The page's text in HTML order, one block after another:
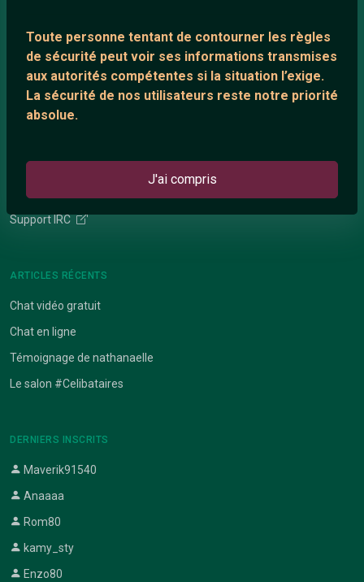
Toute personne tentant de contourner les règles
de sécurité peut voir ses informations transmises
aux autorités compétentes si la situation l’exige.
La sécurité de nos utilisateurs reste notre priorité
absolue.
J'ai compris
Communauté
Quotes
Playlists YouTube
Nous contacter
ANNEXE
Network IRC
Support IRC
ARTICLES RÉCENTS
Chat vidéo gratuit
Chat en ligne
Témoignage de nathanaelle
Le salon #Celibataires
DERNIERS INSCRITS
Maverik91540
Anaaaa
Rom80
kamy_sty
Enzo80